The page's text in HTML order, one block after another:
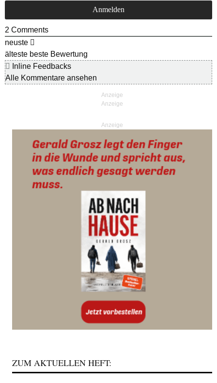
2 Comments
neuste
älteste beste Bewertung
Inline Feedbacks
Alle Kommentare ansehen
Anzeige
ZUM AKTUELLEN HEFT: